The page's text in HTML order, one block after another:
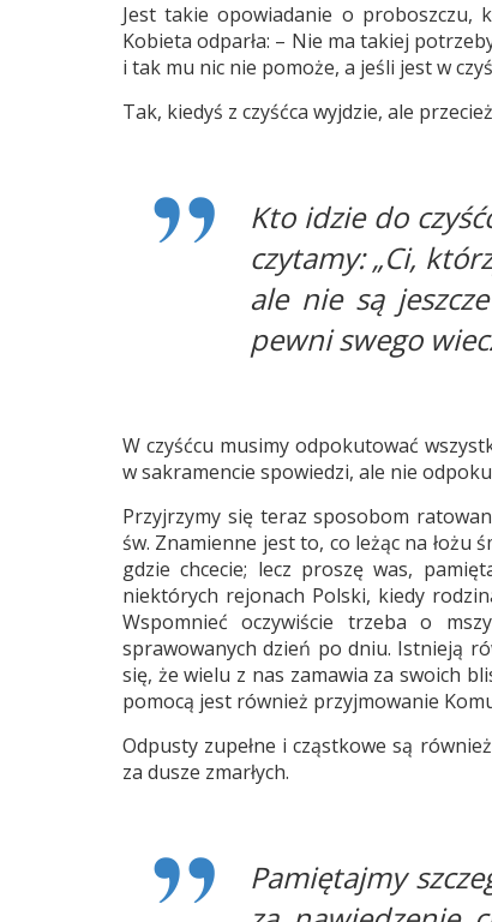
Jest takie opowiadanie o proboszczu,
Kobieta odparła: – Nie ma takiej
i tak mu nic nie pomoże, a jeśli jest w
Tak, kiedyś z czyśćca wyjdzie, ale
Kto idzie do
czytamy: „Ci,
ale nie są
pewni swego
W czyśćcu musimy odpokutować
w sakramencie spowiedzi, ale nie
Przyjrzymy się teraz sposobom
św. Znamienne jest to, co leżąc na łożu
gdzie chcecie; lecz proszę was,
niektórych rejonach Polski, kiedy
Wspomnieć oczywiście trzeba o
sprawowanych dzień po dniu. Istnieją
się, że wielu z nas zamawia za swoich
pomocą jest również przyjmowanie
Odpusty zupełne i cząstkowe są
za dusze zmarłych.
Pamiętajmy